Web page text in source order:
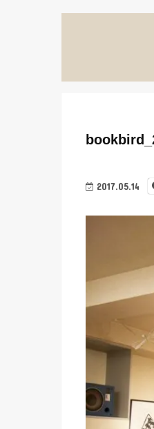
2017.05.14